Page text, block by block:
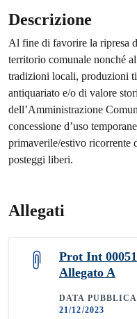
Descrizione
Al fine di favorire la ripresa
territorio comunale nonché
tradizioni locali, produzioni
antiquariato e/o di valore
dell’Amministrazione
concessione d’uso
primaverile/estivo ricorrente
posteggi liberi.
Allegati
Prot Int
Allegato A
DATA
21/12/2023